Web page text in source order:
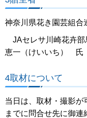
神奈川県花き園芸組
JAセレサ川崎花卉
恵一（けいいち） 氏
4取材について
当日は、取材・撮影が
までに問合せ先に御連